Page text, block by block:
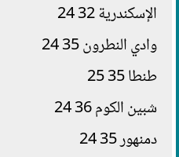
الإسكندرية 32 24
وادي النطرون 35 24
طنطا 35 25
شبين الكوم 36 24
دمنهور 35 24